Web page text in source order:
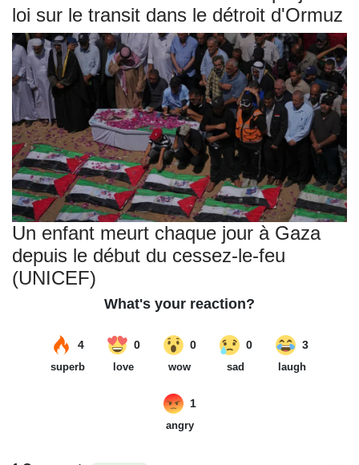
loi sur le transit dans le détroit d'Ormuz
Un enfant meurt chaque jour à Gaza
depuis le début du cessez-le-feu
(UNICEF)